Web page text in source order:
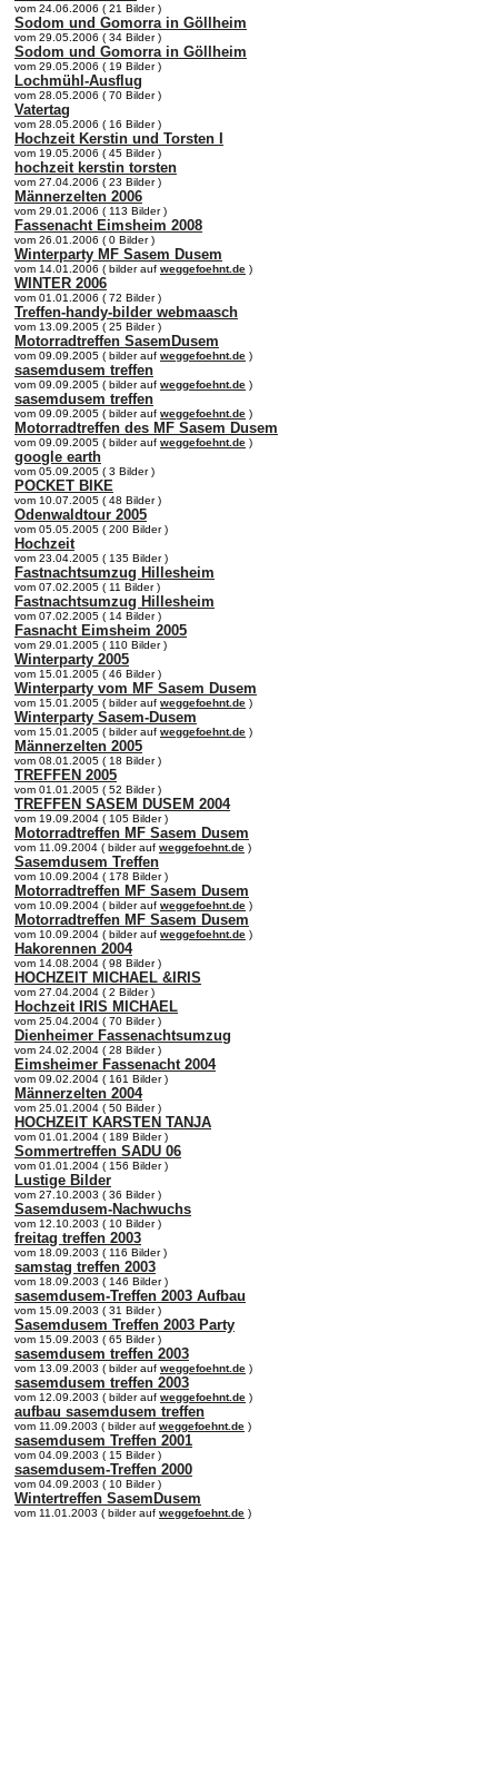
vom 24.06.2006 ( 21 Bilder )
Sodom und Gomorra in Göllheim
vom 29.05.2006 ( 34 Bilder )
Sodom und Gomorra in Göllheim
vom 29.05.2006 ( 19 Bilder )
Lochmühl-Ausflug
vom 28.05.2006 ( 70 Bilder )
Vatertag
vom 28.05.2006 ( 16 Bilder )
Hochzeit Kerstin und Torsten I
vom 19.05.2006 ( 45 Bilder )
hochzeit kerstin torsten
vom 27.04.2006 ( 23 Bilder )
Männerzelten 2006
vom 29.01.2006 ( 113 Bilder )
Fassenacht Eimsheim 2008
vom 26.01.2006 ( 0 Bilder )
Winterparty MF Sasem Dusem
vom 14.01.2006 ( bilder auf weggefoehnt.de )
WINTER 2006
vom 01.01.2006 ( 72 Bilder )
Treffen-handy-bilder webmaasch
vom 13.09.2005 ( 25 Bilder )
Motorradtreffen SasemDusem
vom 09.09.2005 ( bilder auf weggefoehnt.de )
sasemdusem treffen
vom 09.09.2005 ( bilder auf weggefoehnt.de )
sasemdusem treffen
vom 09.09.2005 ( bilder auf weggefoehnt.de )
Motorradtreffen des MF Sasem Dusem
vom 09.09.2005 ( bilder auf weggefoehnt.de )
google earth
vom 05.09.2005 ( 3 Bilder )
POCKET BIKE
vom 10.07.2005 ( 48 Bilder )
Odenwaldtour 2005
vom 05.05.2005 ( 200 Bilder )
Hochzeit
vom 23.04.2005 ( 135 Bilder )
Fastnachtsumzug Hillesheim
vom 07.02.2005 ( 11 Bilder )
Fastnachtsumzug Hillesheim
vom 07.02.2005 ( 14 Bilder )
Fasnacht Eimsheim 2005
vom 29.01.2005 ( 110 Bilder )
Winterparty 2005
vom 15.01.2005 ( 46 Bilder )
Winterparty vom MF Sasem Dusem
vom 15.01.2005 ( bilder auf weggefoehnt.de )
Winterparty Sasem-Dusem
vom 15.01.2005 ( bilder auf weggefoehnt.de )
Männerzelten 2005
vom 08.01.2005 ( 18 Bilder )
TREFFEN 2005
vom 01.01.2005 ( 52 Bilder )
TREFFEN SASEM DUSEM 2004
vom 19.09.2004 ( 105 Bilder )
Motorradtreffen MF Sasem Dusem
vom 11.09.2004 ( bilder auf weggefoehnt.de )
Sasemdusem Treffen
vom 10.09.2004 ( 178 Bilder )
Motorradtreffen MF Sasem Dusem
vom 10.09.2004 ( bilder auf weggefoehnt.de )
Motorradtreffen MF Sasem Dusem
vom 10.09.2004 ( bilder auf weggefoehnt.de )
Hakorennen 2004
vom 14.08.2004 ( 98 Bilder )
HOCHZEIT MICHAEL &IRIS
vom 27.04.2004 ( 2 Bilder )
Hochzeit IRIS MICHAEL
vom 25.04.2004 ( 70 Bilder )
Dienheimer Fassenachtsumzug
vom 24.02.2004 ( 28 Bilder )
Eimsheimer Fassenacht 2004
vom 09.02.2004 ( 161 Bilder )
Männerzelten 2004
vom 25.01.2004 ( 50 Bilder )
HOCHZEIT KARSTEN TANJA
vom 01.01.2004 ( 189 Bilder )
Sommertreffen SADU 06
vom 01.01.2004 ( 156 Bilder )
Lustige Bilder
vom 27.10.2003 ( 36 Bilder )
Sasemdusem-Nachwuchs
vom 12.10.2003 ( 10 Bilder )
freitag treffen 2003
vom 18.09.2003 ( 116 Bilder )
samstag treffen 2003
vom 18.09.2003 ( 146 Bilder )
sasemdusem-Treffen 2003 Aufbau
vom 15.09.2003 ( 31 Bilder )
Sasemdusem Treffen 2003 Party
vom 15.09.2003 ( 65 Bilder )
sasemdusem treffen 2003
vom 13.09.2003 ( bilder auf weggefoehnt.de )
sasemdusem treffen 2003
vom 12.09.2003 ( bilder auf weggefoehnt.de )
aufbau sasemdusem treffen
vom 11.09.2003 ( bilder auf weggefoehnt.de )
sasemdusem Treffen 2001
vom 04.09.2003 ( 15 Bilder )
sasemdusem-Treffen 2000
vom 04.09.2003 ( 10 Bilder )
Wintertreffen SasemDusem
vom 11.01.2003 ( bilder auf weggefoehnt.de )